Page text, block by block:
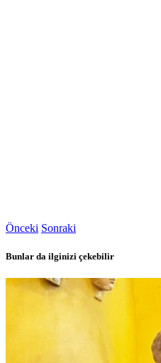
Önceki Sonraki
Bunlar da ilginizi çekebilir